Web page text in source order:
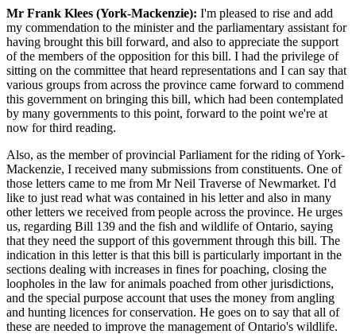
Mr Frank Klees (York-Mackenzie): I'm pleased to rise and add
my commendation to the minister and the parliamentary assistant for
having brought this bill forward, and also to appreciate the support
of the members of the opposition for this bill. I had the privilege of
sitting on the committee that heard representations and I can say that
various groups from across the province came forward to commend
this government on bringing this bill, which had been contemplated
by many governments to this point, forward to the point we're at
now for third reading.
Also, as the member of provincial Parliament for the riding of York-
Mackenzie, I received many submissions from constituents. One of
those letters came to me from Mr Neil Traverse of Newmarket. I'd
like to just read what was contained in his letter and also in many
other letters we received from people across the province. He urges
us, regarding Bill 139 and the fish and wildlife of Ontario, saying
that they need the support of this government through this bill. The
indication in this letter is that this bill is particularly important in the
sections dealing with increases in fines for poaching, closing the
loopholes in the law for animals poached from other jurisdictions,
and the special purpose account that uses the money from angling
and hunting licences for conservation. He goes on to say that all of
these are needed to improve the management of Ontario's wildlife.